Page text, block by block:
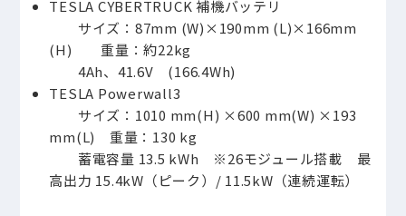
TESLA CYBERTRUCK 補機バッテリ
サイズ：87mm (W)×190mm (L)×166mm
(H) 重量：約22kg
4Ah、41.6V (166.4Wh)
TESLA Powerwall3
サイズ：1010 mm(H) ×600 mm(W) ×193
mm(L) 重量：130 kg
蓄電容量 13.5 kWh ※26モジュール搭載 最
高出力 15.4kW（ピーク）/ 11.5kW（連続運転）